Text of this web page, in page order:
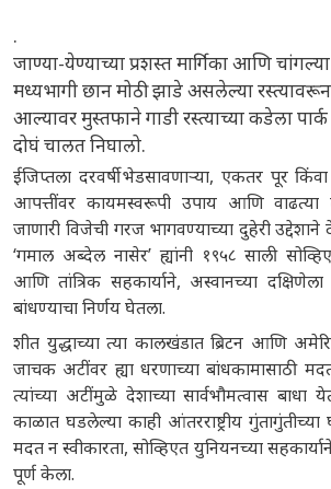
.
जाण्या-येण्याच्या प्रशस्त मार्गिका आणि
मध्यभागी छान मोठी झाडे असलेल्या
आल्यावर मुस्तफाने गाडी रस्त्याच्या कडेला
दोघं चालत निघालो.
ईजिप्तला दरवर्षी भेडसावणाऱ्या, एकतर पूर
आपत्तींवर कायमस्वरूपी उपाय आणि वाढत्या
जाणारी विजेची गरज भागवण्याच्या दुहेरी
‘गमाल अब्देल नासेर’ ह्यांनी १९५८ साली
आणि तांत्रिक सहकार्याने, अस्वानच्या
बांधण्याचा निर्णय घेतला.
शीत युद्धाच्या त्या कालखंडात ब्रिटन आणि
जाचक अटींवर ह्या धरणाच्या बांधकामासाठी
त्यांच्या अटींमुळे देशाच्या सार्वभौमत्वास
काळात घडलेल्या काही आंतरराष्ट्रीय
मदत न स्वीकारता, सोव्हिएत युनियनच्या
पूर्ण केला.